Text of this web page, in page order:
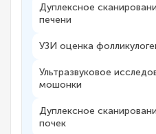
Дуплексное
печени
УЗИ оценка
Ультразвуковое
мошонки
Дуплексное
почек